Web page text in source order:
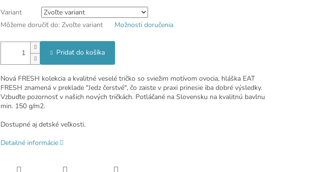
Variant
Môžeme doručiť do: Zvoľte variant Možnosti doručenia
Pridať do košíka
Nová FRESH kolekcia a kvalitné veselé tričko so sviežim motívom ovocia, hláška EAT
FRESH znamená v preklade "Jedz čerstvé", čo zaiste v praxi prinesie iba dobré výsledky.
Vzbuďte pozornosť v našich nových tričkách. Potláčané na Slovensku na kvalitnú bavlnu
min. 150 g/m2.
Dostupné aj detské veľkosti.
Detailné informácie